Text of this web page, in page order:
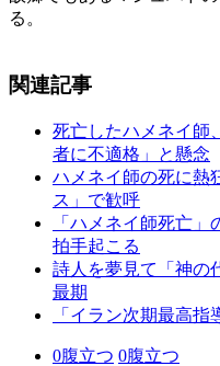
る。
関連記事
死亡したハメネイ師
者に不適格」と懸念
ハメネイ師の死に熱
ス」で歓呼
「ハメネイ師死亡
拍手起こる
詩人を夢見て「神の
最期
「イラン次期最高指
0腹立つ 0腹立つ